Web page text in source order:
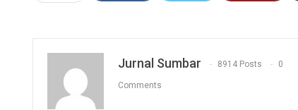
Jurnal Sumbar 8914 Posts 0
Comments